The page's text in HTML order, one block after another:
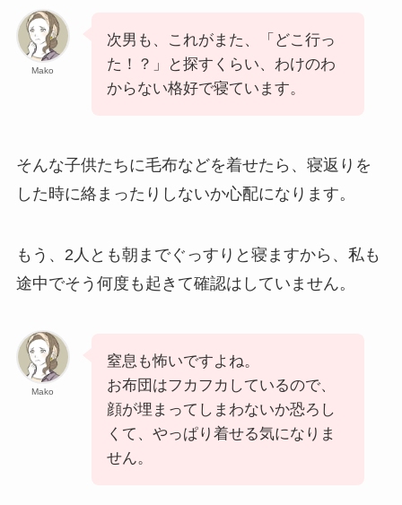
Mako
次男も、これがまた、「どこ行っ
た！？」と探すくらい、わけのわ
からない格好で寝ています。
そんな子供たちに毛布などを着せたら、寝返りを
した時に絡まったりしないか心配になります。
もう、2人とも朝までぐっすりと寝ますから、私も
途中でそう何度も起きて確認はしていません。
Mako
窒息も怖いですよね。
お布団はフカフカしているので、
顔が埋まってしまわないか恐ろし
くて、やっぱり着せる気になりま
せん。